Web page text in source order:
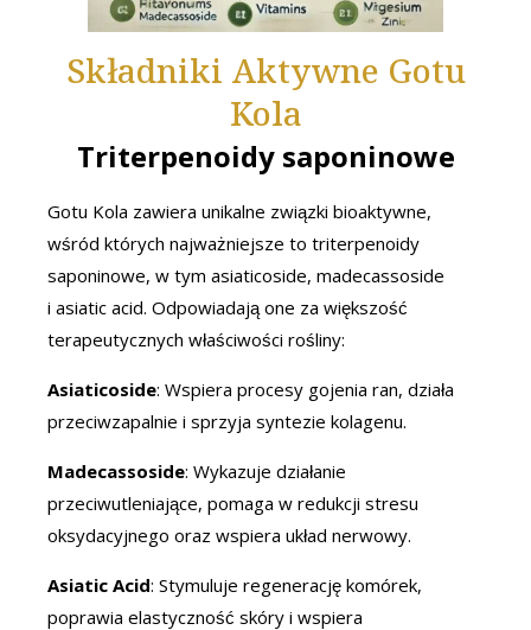
Składniki Aktywne Gotu
Kola
Triterpenoidy saponinowe
Gotu Kola zawiera unikalne związki bioaktywne,
wśród których najważniejsze to triterpenoidy
saponinowe, w tym asiaticoside, madecassoside
i asiatic acid. Odpowiadają one za większość
terapeutycznych właściwości rośliny:
Asiaticoside: Wspiera procesy gojenia ran, działa
przeciwzapalnie i sprzyja syntezie kolagenu.
Madecassoside: Wykazuje działanie
przeciwutleniające, pomaga w redukcji stresu
oksydacyjnego oraz wspiera układ nerwowy.
Asiatic Acid: Stymuluje regenerację komórek,
poprawia elastyczność skóry i wspiera